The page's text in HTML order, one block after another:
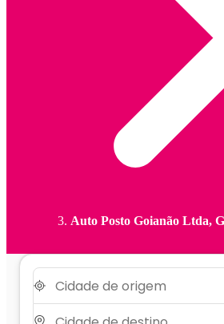
Auto Posto Goianão Ltda,